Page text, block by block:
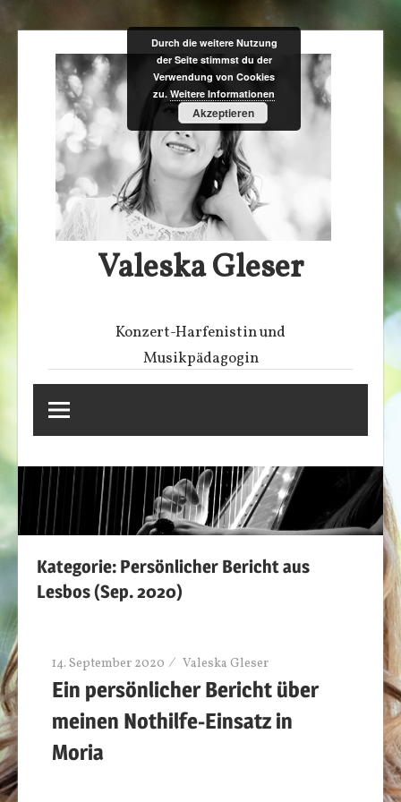
Inhalt
springen
Valeska Gleser
Konzert-Harfenistin und
Musikpädagogin
Kategorie: Persönlicher Bericht aus
Lesbos (Sep. 2020)
14. September 2020 Valeska Gleser
Ein persönlicher Bericht über
meinen Nothilfe-Einsatz in
Moria
Durch die weitere Nutzung
der Seite stimmst du der
Verwendung von Cookies
zu. Weitere Informationen
Akzeptieren